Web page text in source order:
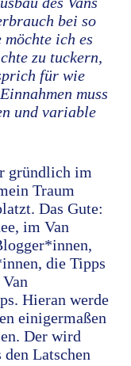
bei so
ich es
zu tuckern,
für wie
muss
und variable
gründlich im
Traum
Das Gute:
im Van
die Tipps
Hieran werde
einigermaßen
Der wird
Latschen